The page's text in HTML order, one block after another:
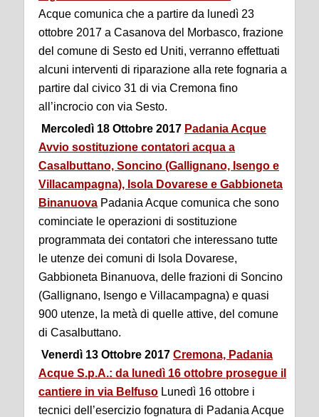
Acque comunica che a partire da lunedì 23
ottobre 2017 a Casanova del Morbasco, frazione
del comune di Sesto ed Uniti, verranno effettuati
alcuni interventi di riparazione alla rete fognaria a
partire dal civico 31 di via Cremona fino
all’incrocio con via Sesto.
Mercoledì 18 Ottobre 2017 Padania Acque
Avvio sostituzione contatori acqua a
Casalbuttano, Soncino (Gallignano, Isengo e
Villacampagna), Isola Dovarese e Gabbioneta
Binanuova Padania Acque comunica che sono
cominciate le operazioni di sostituzione
programmata dei contatori che interessano tutte
le utenze dei comuni di Isola Dovarese,
Gabbioneta Binanuova, delle frazioni di Soncino
(Gallignano, Isengo e Villacampagna) e quasi
900 utenze, la metà di quelle attive, del comune
di Casalbuttano.
Venerdì 13 Ottobre 2017 Cremona, Padania
Acque S.p.A.: da lunedì 16 ottobre prosegue il
cantiere in via Belfuso Lunedì 16 ottobre i
tecnici dell’esercizio fognatura di Padania Acque